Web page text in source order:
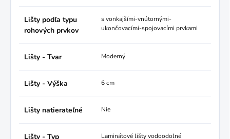
Lišty podľa typu
rohových prvkov
s vonkajšími-vnútornými-
ukončovacími-spojovacími prvkami
Lišty - Tvar Moderný
Lišty - Výška 6 cm
Lišty natierateľné Nie
Lišty - Typ Laminátové lišty vodoodolné